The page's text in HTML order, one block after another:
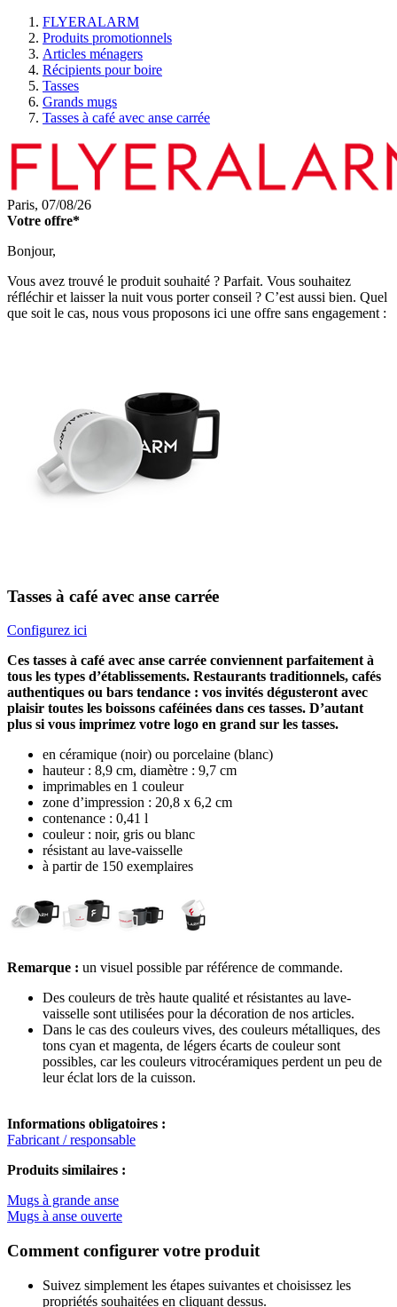
FLYERALARM
Produits promotionnels
Articles ménagers
Récipients pour boire
Tasses
Grands mugs
Tasses à café avec anse carrée
Paris, 07/08/26
Votre offre*
Bonjour,
Vous avez trouvé le produit souhaité ? Parfait. Vous souhaitez
réfléchir et laisser la nuit vous porter conseil ? C’est aussi bien. Quel
que soit le cas, nous vous proposons ici une offre sans engagement :
Tasses à café avec anse carrée
Configurez ici
Ces tasses à café avec anse carrée conviennent parfaitement à
tous les types d’établissements. Restaurants traditionnels, cafés
authentiques ou bars tendance : vos invités dégusteront avec
plaisir toutes les boissons caféinées dans ces tasses. D’autant
plus si vous imprimez votre logo en grand sur les tasses.
en céramique (noir) ou porcelaine (blanc)
hauteur : 8,9 cm, diamètre : 9,7 cm
imprimables en 1 couleur
zone d’impression : 20,8 x 6,2 cm
contenance : 0,41 l
couleur : noir, gris ou blanc
résistant au lave-vaisselle
à partir de 150 exemplaires
Remarque : un visuel possible par référence de commande.
Des couleurs de très haute qualité et résistantes au lave-
vaisselle sont utilisées pour la décoration de nos articles.
Dans le cas des couleurs vives, des couleurs métalliques, des
tons cyan et magenta, de légers écarts de couleur sont
possibles, car les couleurs vitrocéramiques perdent un peu de
leur éclat lors de la cuisson.
Informations obligatoires :
Fabricant / responsable
Produits similaires :
Mugs à grande anse
Mugs à anse ouverte
Comment configurer votre produit
Suivez simplement les étapes suivantes et choisissez les
propriétés souhaitées en cliquant dessus.